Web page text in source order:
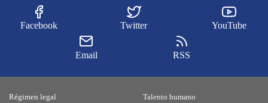
Facebook Twitter YouTube
Email RSS
Régimen legal
Talento humano